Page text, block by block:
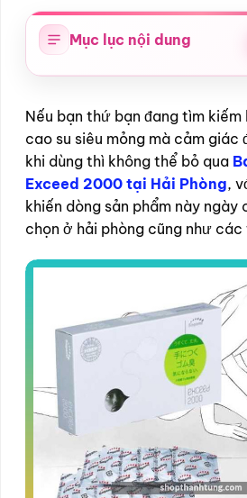
Mục lục nội dung
Nếu bạn thứ bạn đang tìm
cao su siêu mỏng mà cảm
khi dùng thì không thể bỏ qua
Exceed 2000 tại Hải Phòng,
khiến dòng sản phẩm này
chọn ở hải phòng cũng như